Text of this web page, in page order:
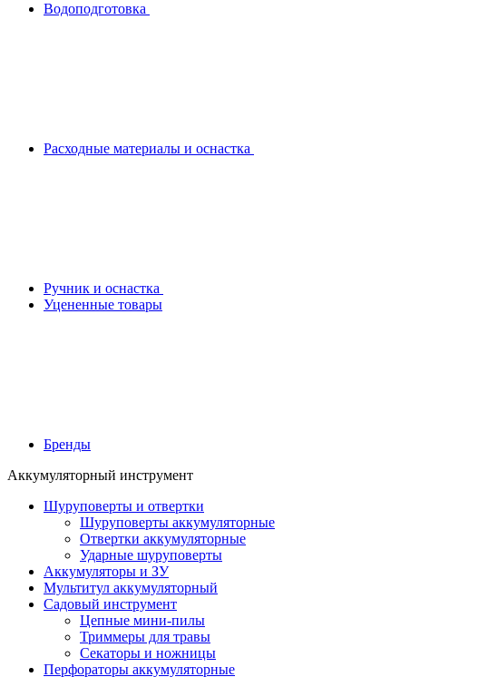
Водоподготовка
Расходные материалы и оснастка
Ручник и оснастка
Уцененные товары
Бренды
Аккумуляторный инструмент
Шуруповерты и отвертки
Шуруповерты аккумуляторные
Отвертки аккумуляторные
Ударные шуруповерты
Аккумуляторы и ЗУ
Мультитул аккумуляторный
Садовый инструмент
Цепные мини-пилы
Триммеры для травы
Секаторы и ножницы
Перфораторы аккумуляторные